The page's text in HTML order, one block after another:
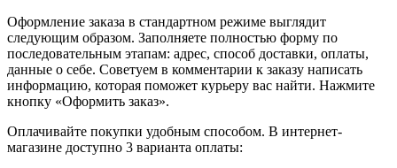
Оформление заказа в стандартном режиме выглядит
следующим образом. Заполняете полностью форму по
последовательным этапам: адрес, способ доставки, оплаты,
данные о себе. Советуем в комментарии к заказу написать
информацию, которая поможет курьеру вас найти. Нажмите
кнопку «Оформить заказ».
Оплачивайте покупки удобным способом. В интернет-
магазине доступно 3 варианта оплаты: